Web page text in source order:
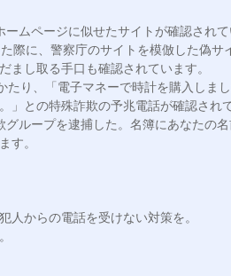
ムページに似せたサイトが確認されて
際に、警察庁のサイトを模倣した偽サ
まし取る手口も確認されています。
り、「電子マネーで時計を購入しまし
」との特殊詐欺の予兆電話が確認され
ループを逮捕した。名簿にあなたの
す。
人からの電話を受けない対策を。